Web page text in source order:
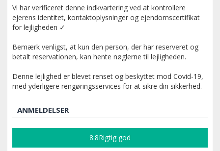
Vi har verificeret denne indkvartering ved at kontrollere
ejerens identitet, kontaktoplysninger og ejendomscertifikat
for lejligheden ✓
Bemærk venligst, at kun den person, der har reserveret og
betalt reservationen, kan hente nøglerne til lejligheden.
Denne lejlighed er blevet renset og beskyttet mod Covid-19,
med yderligere rengøringsservices for at sikre din sikkerhed.
ANMELDELSER
8.8Rigtig god